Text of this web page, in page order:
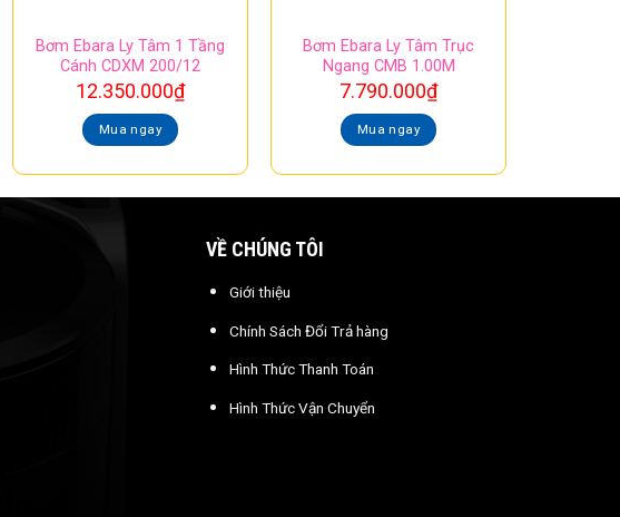
Bơm Ebara Ly Tâm 1 Tầng
Cánh CDXM 200/12
12.350.000₫
Mua ngay
Bơm Ebara Ly Tâm Trục
Ngang CMB 1.00M
7.790.000₫
Mua ngay
VỀ CHÚNG TÔI
Giới thiệu
Chính Sách Đổi Trả hàng
Hình Thức Thanh Toán
Hình Thức Vận Chuyển